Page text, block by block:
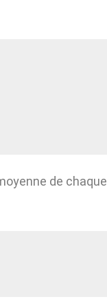
de chaque